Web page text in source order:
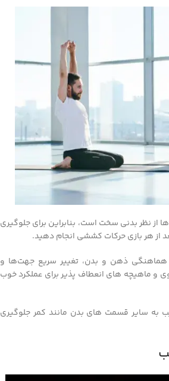
از نظر بدنی سخت است، بنابراین برای جلوگیری
از هر بازی حرکات کششی انجام دهید.
هماهنگی ذهن و بدن، تغییر سریع جهت‌ها و
و ماهیچه های انعطاف پذیر برای عملکرد خوب
به سایر قسمت های بدن مانند کمر جلوگیری